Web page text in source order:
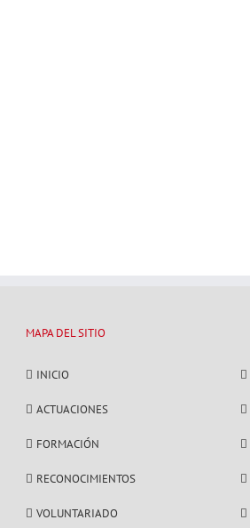
MAPA DEL SITIO
INICIO
ACTUACIONES
FORMACIÓN
RECONOCIMIENTOS
VOLUNTARIADO